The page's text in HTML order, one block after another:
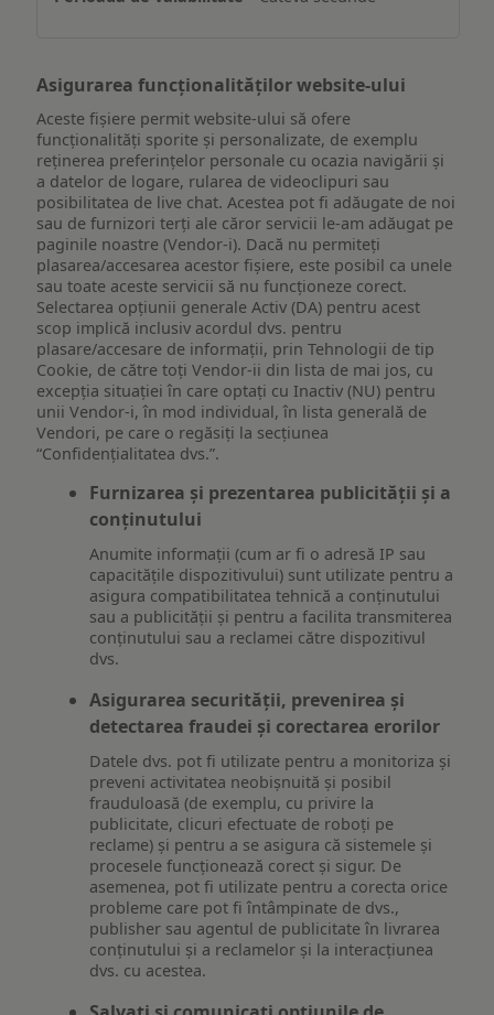
dispozitiv
Asigurarea funcționalităților website-ului
Aceste fișiere permit website-ului să ofere
funcționalități sporite și personalizate, de exemplu
reţinerea preferinţelor personale cu ocazia navigării și
a datelor de logare, rularea de videoclipuri sau
posibilitatea de live chat. Acestea pot fi adăugate de noi
sau de furnizori terți ale căror servicii le-am adăugat pe
paginile noastre (Vendor-i). Dacă nu permiteți
plasarea/accesarea acestor fișiere, este posibil ca unele
sau toate aceste servicii să nu funcționeze corect.
Selectarea opțiunii generale Activ (DA) pentru acest
scop implică inclusiv acordul dvs. pentru
plasare/accesare de informații, prin Tehnologii de tip
Cookie, de către toți Vendor-ii din lista de mai jos, cu
excepția situației în care optați cu Inactiv (NU) pentru
unii Vendor-i, în mod individual, în lista generală de
Vendori, pe care o regăsiți la secțiunea
“Confidențialitatea dvs.”.
Furnizarea și prezentarea publicității și a
conținutului
Anumite informații (cum ar fi o adresă IP sau
capacitățile dispozitivului) sunt utilizate pentru a
asigura compatibilitatea tehnică a conținutului
sau a publicității și pentru a facilita transmiterea
conținutului sau a reclamei către dispozitivul
dvs.
Asigurarea securității, prevenirea și
detectarea fraudei și corectarea erorilor
Datele dvs. pot fi utilizate pentru a monitoriza și
preveni activitatea neobișnuită și posibil
frauduloasă (de exemplu, cu privire la
publicitate, clicuri efectuate de roboți pe
reclame) și pentru a se asigura că sistemele și
procesele funcționează corect și sigur. De
asemenea, pot fi utilizate pentru a corecta orice
probleme care pot fi întâmpinate de dvs.,
publisher sau agentul de publicitate în livrarea
conținutului și a reclamelor și la interacțiunea
dvs. cu acestea.